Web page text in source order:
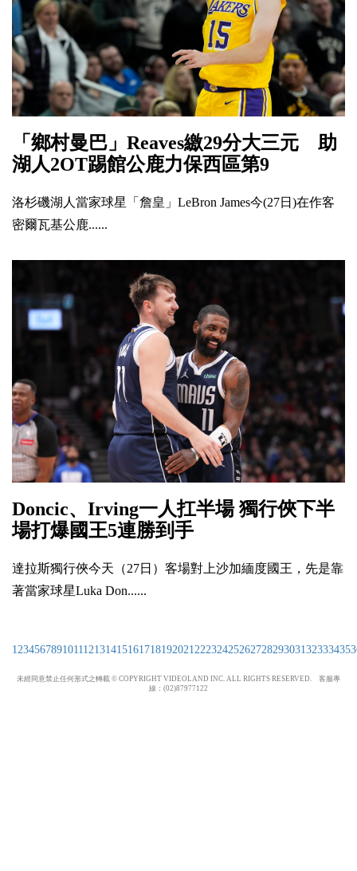
「鄉村曼巴」Reaves繳29分大三元 助
湖人2OT踢館公鹿力保西區第9
洛杉磯湖人當家球星「詹皇」LeBron James今(27日)在作客
密爾瓦基公鹿......
Doncic、Irving一人扛半場 獨行俠下半
場打爆國王5連勝到手
達拉斯獨行俠今天（27日）客場對上沙加緬度國王，先是靠
著當家球星Luka Don......
1 234567891011 12131415161718192021 22232425262728293031 32333435
未經同意禁止任何形式之轉載 © COPYRIGHT VIDEOLAND INC. ALL RIGHTS RESERVED. 客服專
線：(02)87977122